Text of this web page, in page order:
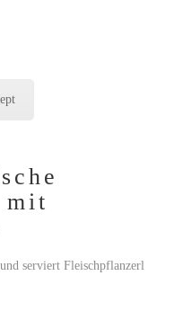
serviert Fleischpflanzerl